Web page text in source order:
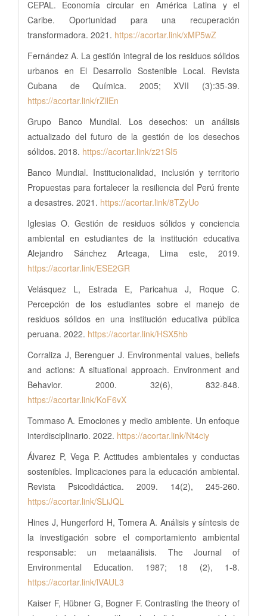
CEPAL. Economía circular en América Latina y el
Caribe. Oportunidad para una recuperación
transformadora. 2021. https://acortar.link/xMP5wZ
Fernández A. La gestión integral de los residuos sólidos
urbanos en El Desarrollo Sostenible Local. Revista
Cubana de Química. 2005; XVII (3):35-39.
https://acortar.link/rZllEn
Grupo Banco Mundial. Los desechos: un análisis
actualizado del futuro de la gestión de los desechos
sólidos. 2018. https://acortar.link/z21SI5
Banco Mundial. Institucionalidad, inclusión y territorio
Propuestas para fortalecer la resiliencia del Perú frente
a desastres. 2021. https://acortar.link/8TZyUo
Iglesias O. Gestión de residuos sólidos y conciencia
ambiental en estudiantes de la institución educativa
Alejandro Sánchez Arteaga, Lima este, 2019.
https://acortar.link/ESE2GR
Velásquez L, Estrada E, Paricahua J, Roque C.
Percepción de los estudiantes sobre el manejo de
residuos sólidos en una institución educativa pública
peruana. 2022. https://acortar.link/HSX5hb
Corraliza J, Berenguer J. Environmental values, beliefs
and actions: A situational approach. Environment and
Behavior. 2000. 32(6), 832-848.
https://acortar.link/KoF6vX
Tommaso A. Emociones y medio ambiente. Un enfoque
interdisciplinario. 2022. https://acortar.link/Nt4ciy
Álvarez P, Vega P. Actitudes ambientales y conductas
sostenibles. Implicaciones para la educación ambiental.
Revista Psicodidáctica. 2009. 14(2), 245-260.
https://acortar.link/SLiJQL
Hines J, Hungerford H, Tomera A. Análisis y síntesis de
la investigación sobre el comportamiento ambiental
responsable: un metaanálisis. The Journal of
Environmental Education. 1987; 18 (2), 1-8.
https://acortar.link/lVAUL3
Kaiser F, Hübner G, Bogner F. Contrasting the theory of